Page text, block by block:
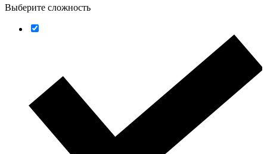
Выберите сложность